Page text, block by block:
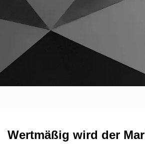
Wertmäßig wird der